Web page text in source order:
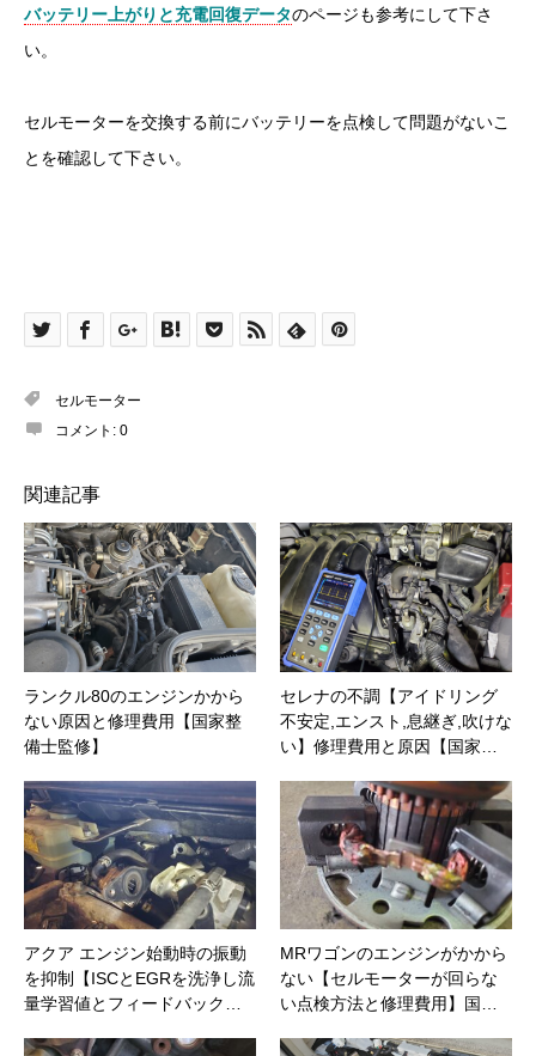
バッテリー上がりと充電回復データのページも参考にして下さ
い。
セルモーターを交換する前にバッテリーを点検して問題がないこ
とを確認して下さい。
セルモーター
コメント: 0
関連記事
ランクル80のエンジンかから
ない原因と修理費用【国家整
備士監修】
セレナの不調【アイドリング
不安定,エンスト,息継ぎ,吹けな
い】修理費用と原因【国家…
アクア エンジン始動時の振動
を抑制【ISCとEGRを洗浄し流
量学習値とフィードバック…
MRワゴンのエンジンがかから
ない【セルモーターが回らな
い点検方法と修理費用】国…